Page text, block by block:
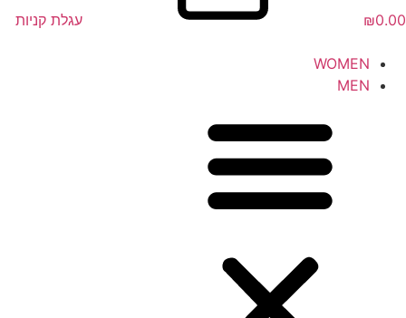
₪0.00 עגלת קניות
WOMEN
MEN